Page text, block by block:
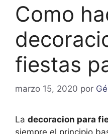
Como
fiestas
marzo 15, 2020 por
La decoracion para